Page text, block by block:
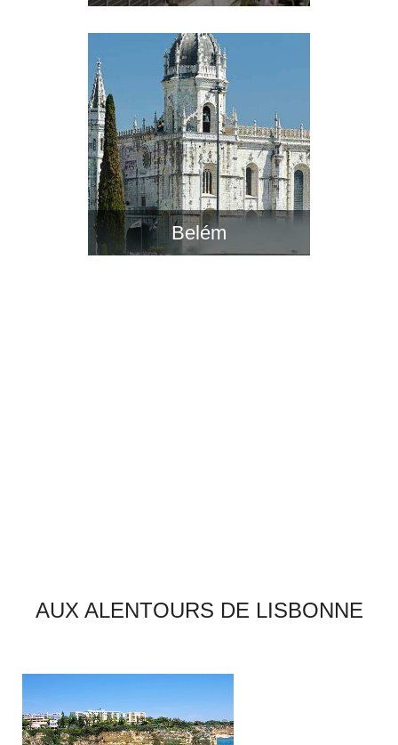
Belém
AUX ALENTOURS DE LISBONNE